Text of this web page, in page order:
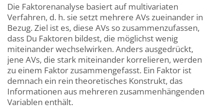
Die Faktorenanalyse basiert auf multivariaten
Verfahren, d. h. sie setzt mehrere AVs zueinander in
Bezug. Ziel ist es, diese AVs so zusammenzufassen,
dass Du Faktoren bildest, die möglichst wenig
miteinander wechselwirken. Anders ausgedrückt,
jene AVs, die stark miteinander korrelieren, werden
zu einem Faktor zusammengefasst. Ein Faktor ist
demnach ein rein theoretisches Konstrukt, das
Informationen aus mehreren zusammenhängenden
Variablen enthält.